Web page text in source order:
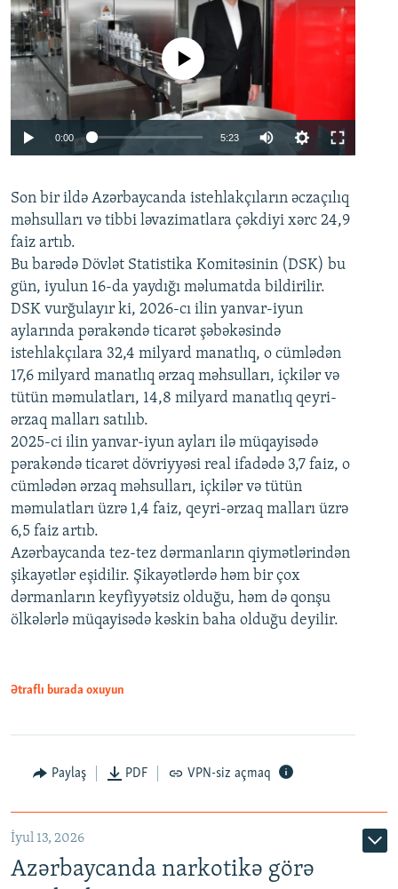
Auto 240p 360p 480p
720p 1080p
No media source currently available
0:00 5:23
360p
480p
720p
1080p
Son bir ildə Azərbaycanda istehlakçıların əczaçılıq
məhsulları və tibbi ləvazimatlara çəkdiyi xərc 24,9
faiz artıb.
Bu barədə Dövlət Statistika Komitəsinin (DSK) bu
gün, iyulun 16-da yaydığı məlumatda bildirilir.
DSK vurğulayır ki, 2026-cı ilin yanvar-iyun
aylarında pərakəndə ticarət şəbəkəsində
istehlakçılara 32,4 milyard manatlıq, o cümlədən
17,6 milyard manatlıq ərzaq məhsulları, içkilər və
tütün məmulatları, 14,8 milyard manatlıq qeyri-
ərzaq malları satılıb.
2025-ci ilin yanvar-iyun ayları ilə müqayisədə
pərakəndə ticarət dövriyyəsi real ifadədə 3,7 faiz, o
cümlədən ərzaq məhsulları, içkilər və tütün
məmulatları üzrə 1,4 faiz, qeyri-ərzaq malları üzrə
6,5 faiz artıb.
Azərbaycanda tez-tez dərmanların qiymətlərindən
şikayətlər eşidilir. Şikayətlərdə həm bir çox
dərmanların keyfiyyətsiz olduğu, həm də qonşu
ölkələrlə müqayisədə kəskin baha olduğu deyilir.
Ətraflı burada oxuyun
Paylaş PDF VPN-siz açmaq
İyul 13, 2026
Azərbaycanda narkotikə görə